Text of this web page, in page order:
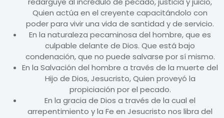
Quien actúa en el creyente capacitándolo con
poder para vivir una vida de santidad y de servicio.
En la naturaleza pecaminosa del hombre, que es
culpable delante de Dios. Que está bajo
condenación, que no puede salvarse por sí mismo.
En la Salvación del hombre a través de la muerte del
Hijo de Dios, Jesucristo, Quien proveyó la
propiciación por el pecado.
En la gracia de Dios a través de la cual el
arrepentimiento y la Fe en Jesucristo nos libra del